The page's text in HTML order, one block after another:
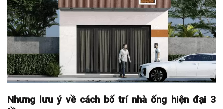
Nhưng lưu ý về cách bố trí nhà ống hiện đại 3